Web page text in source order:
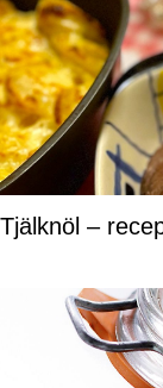
Tjälknöl –